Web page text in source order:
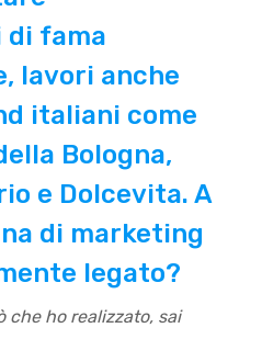
di fama
lavori anche
italiani come
Bologna,
e Dolcevita. A
di marketing
legato?
che ho realizzato, sai